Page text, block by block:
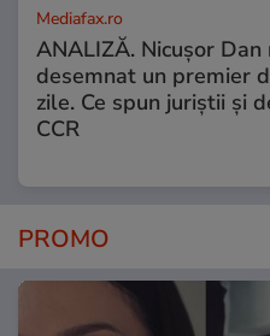
Mediafax.ro
ANALIZĂ. Nicușor Dan
desemnat un premier
zile. Ce spun juriștii și
CCR
PROMO